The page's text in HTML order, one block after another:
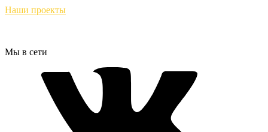
Наши проекты
Мы в сети